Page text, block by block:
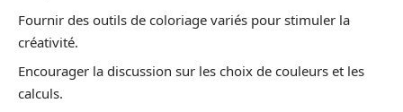
Fournir des outils de coloriage variés pour stimuler la
créativité.
Encourager la discussion sur les choix de couleurs et les
calculs.